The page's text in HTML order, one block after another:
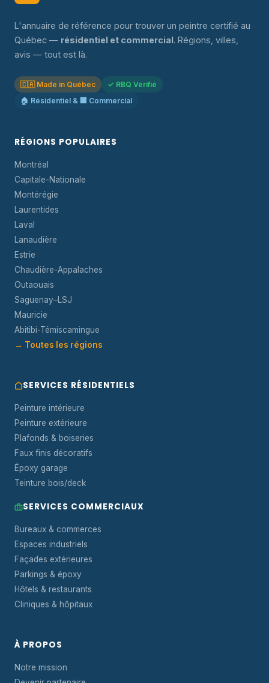
L'annuaire de référence pour trouver un peintre certifié au
Québec — résidentiel et commercial. Régions, villes,
avis — tout est là.
🇨🇦 Made in Québec
✓ RBQ Vérifié
🏠 Résidentiel & 🏢 Commercial
RÉGIONS POPULAIRES
Montréal
Capitale-Nationale
Montérégie
Laurentides
Laval
Lanaudière
Estrie
Chaudière-Appalaches
Outaouais
Saguenay–LSJ
Mauricie
Abitibi-Témiscamingue
→ Toutes les régions
SERVICES RÉSIDENTIELS
Peinture intérieure
Peinture extérieure
Plafonds & boiseries
Faux finis décoratifs
Époxy garage
Teinture bois/deck
SERVICES COMMERCIAUX
Bureaux & commerces
Espaces industriels
Façades extérieures
Parkings & époxy
Hôtels & restaurants
Cliniques & hôpitaux
À PROPOS
Notre mission